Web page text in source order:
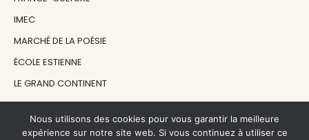
IMEC
MARCHÉ DE LA POÉSIE
ÉCOLE ESTIENNE
LE GRAND CONTINENT
DIACRITIK
EN ATTENDANT NADEAU
Nous utilisons des cookies pour vous garantir la meilleure
expérience sur notre site web. Si vous continuez à utiliser ce